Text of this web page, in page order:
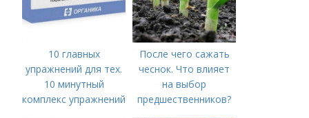
10 главных
упражнений для тех.
10 минутный
комплекс упражнений
После чего сажать
чеснок. Что влияет
на выбор
предшественников?